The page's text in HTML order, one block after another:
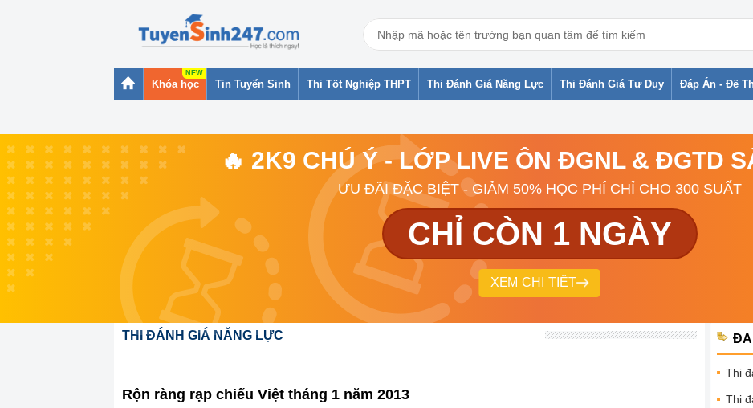
Khóa học Tin Tuyển Sinh Thi Tốt Nghiệp THPT Thi Đánh Giá Năng Lực Thi Đánh Giá Tư Duy Đáp Án - Đề
🔥 2K9 CHÚ Ý - LỚP LIVE ÔN ĐGNL & ĐGTD
ƯU ĐÃI ĐẶC BIỆT - GIẢM 50% HỌC PHÍ CHỈ CHO 300 SUẤT
CHỈ CÒN 1 NGÀY
XEM CHI TIẾT
THI ĐÁNH GIÁ NĂNG LỰC
Rộn ràng rạp chiếu Việt tháng 1 năm 2013
Thi
Thi